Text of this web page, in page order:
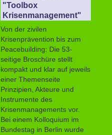
"Toolbox
Krisenmanagement"
Von der zivilen
Krisenprävention bis zum
Peacebuilding: Die 53-
seitige Broschüre stellt
kompakt und klar auf jeweils
einer Themenseite
Prinzipien, Akteure und
Instrumente des
Krisenmanagements vor.
Bei einem Kolloquium im
Bundestag in Berlin wurde